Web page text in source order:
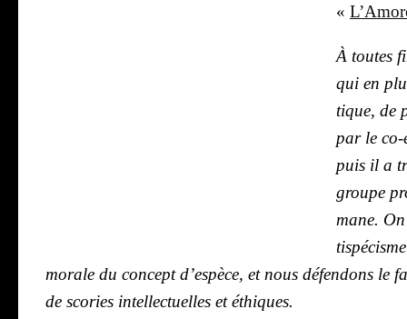
«
À toutes
qui en
tique, de
par le
puis il a
groupe
mane.
morale du concept d’espèce, et nous défen­dons
de sco­ries intel­lec­tuelles et éthiques.